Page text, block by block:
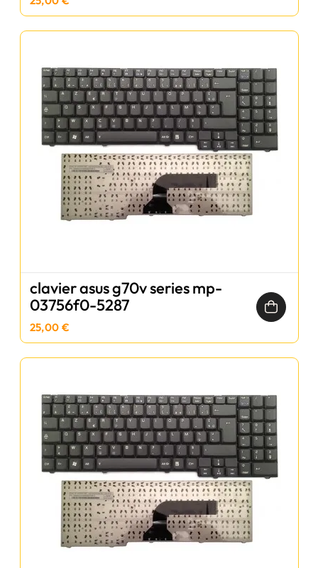
clavier asus g70v series mp-
03756f0-5287
25,00 €